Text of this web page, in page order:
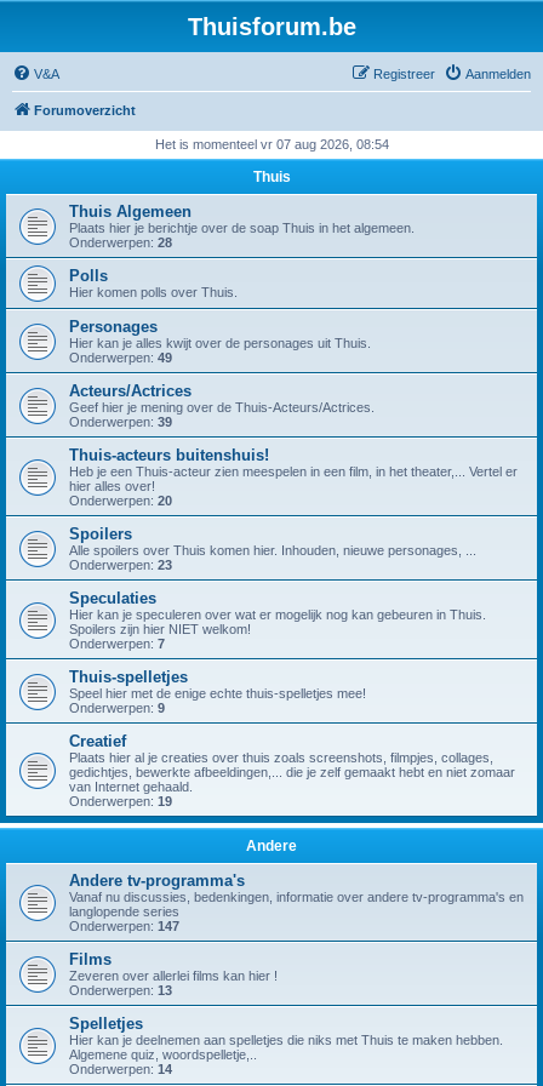
Thuisforum.be
V&A Aanmelden
Registreer
Forumoverzicht
Het is momenteel vr 07 aug 2026, 08:54
Thuis
Thuis Algemeen
Plaats hier je berichtje over de soap Thuis in het algemeen.
Onderwerpen: 28
Polls
Hier komen polls over Thuis.
Personages
Hier kan je alles kwijt over de personages uit Thuis.
Onderwerpen: 49
Acteurs/Actrices
Geef hier je mening over de Thuis-Acteurs/Actrices.
Onderwerpen: 39
Thuis-acteurs buitenshuis!
Heb je een Thuis-acteur zien meespelen in een film, in het theater,... Vertel er
hier alles over!
Onderwerpen: 20
Spoilers
Alle spoilers over Thuis komen hier. Inhouden, nieuwe personages, ...
Onderwerpen: 23
Speculaties
Hier kan je speculeren over wat er mogelijk nog kan gebeuren in Thuis.
Spoilers zijn hier NIET welkom!
Onderwerpen: 7
Thuis-spelletjes
Speel hier met de enige echte thuis-spelletjes mee!
Onderwerpen: 9
Creatief
Plaats hier al je creaties over thuis zoals screenshots, filmpjes, collages,
gedichtjes, bewerkte afbeeldingen,... die je zelf gemaakt hebt en niet zomaar
van Internet gehaald.
Onderwerpen: 19
Andere
Andere tv-programma's
Vanaf nu discussies, bedenkingen, informatie over andere tv-programma's en
langlopende series
Onderwerpen: 147
Films
Zeveren over allerlei films kan hier !
Onderwerpen: 13
Spelletjes
Hier kan je deelnemen aan spelletjes die niks met Thuis te maken hebben.
Algemene quiz, woordspelletje,..
Onderwerpen: 14